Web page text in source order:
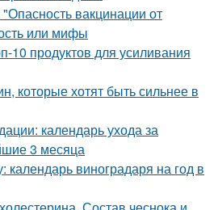
вакцинации от
или мифы
10 продуктов для усиливания
которые хотят быть сильнее в
календарь ухода за
3 месяца
календарь виноградаря на год в